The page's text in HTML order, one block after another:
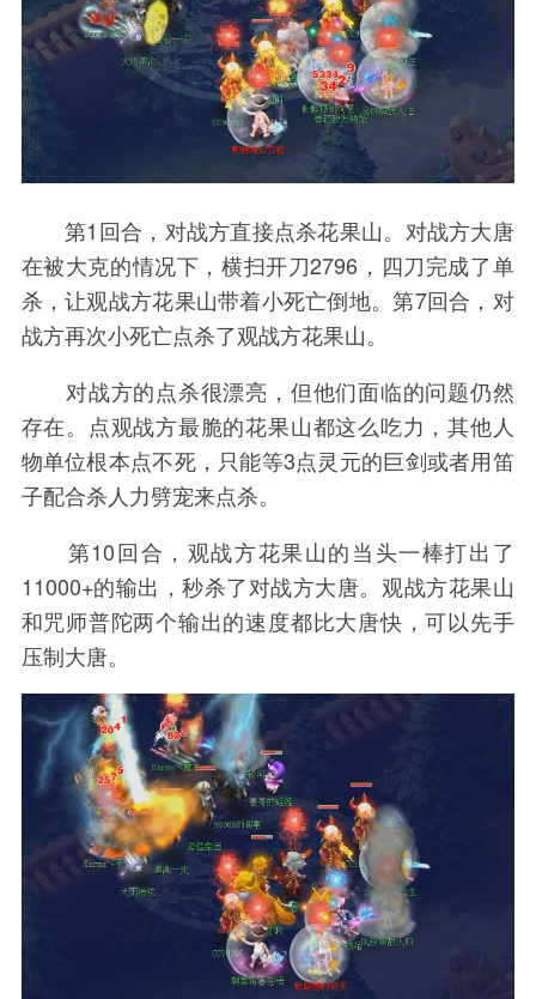
第1回合，对战方直接点杀花果山。对战方大唐
在被大克的情况下，横扫开刀2796，四刀完成了单
杀，让观战方花果山带着小死亡倒地。第7回合，对
战方再次小死亡点杀了观战方花果山。
对战方的点杀很漂亮，但他们面临的问题仍然
存在。点观战方最脆的花果山都这么吃力，其他人
物单位根本点不死，只能等3点灵元的巨剑或者用笛
子配合杀人力劈宠来点杀。
第10回合，观战方花果山的当头一棒打出了
11000+的输出，秒杀了对战方大唐。观战方花果山
和咒师普陀两个输出的速度都比大唐快，可以先手
压制大唐。